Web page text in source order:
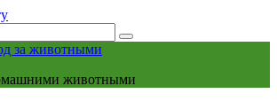
за животными
животными